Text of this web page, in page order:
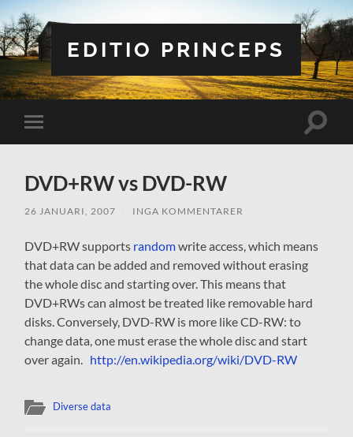
EDITIO PRINCEPS
Slå
på/av
Slå
DVD+RW vs DVD-RW
26 JANUARI, 2007 INGA KOMMENTARER
DVD+RW supports randomwrite access, which means
that data can be added and removed without erasing
the whole disc and starting over. This means that
DVD+RWs can almost be treated like removable hard
disks. Conversely, DVD-RW is more like CD-RW: to
change data, one must erase the whole disc and start
over again. http://en.wikipedia.org/wiki/DVD-RW
Diverse data